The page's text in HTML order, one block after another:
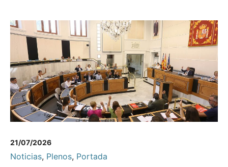
21/07/2026
Noticias, Plenos, Portada